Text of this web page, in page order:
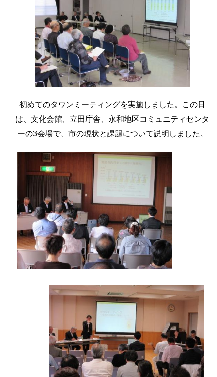
初めてのタウンミーティングを実施しました。この日
は、文化会館、立田庁舎、永和地区コミュニティセンタ
ーの3会場で、市の現状と課題について説明しました。